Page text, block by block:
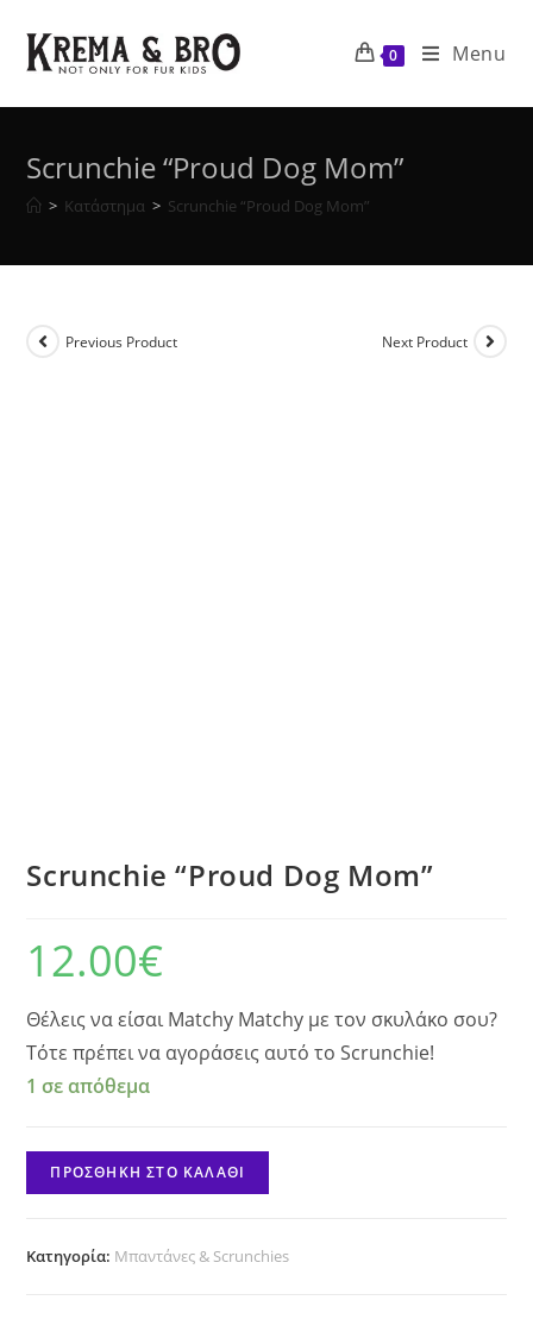
content
0 Menu
Scrunchie “Proud Dog Mom”
> Κατάστημα > Scrunchie “Proud Dog Mom”
Previous Product Next Product
Scrunchie “Proud Dog Mom”
12.00€
Θέλεις να είσαι Matchy Matchy με τον σκυλάκο σου?
Τότε πρέπει να αγοράσεις αυτό το Scrunchie!
1 σε απόθεμα
Scrunchie
"Proud
Mom"
ΠΡΟΣΘΉΚΗ ΣΤΟ ΚΑΛΆΘΙ
Κατηγορία: Μπαντάνες & Scrunchies